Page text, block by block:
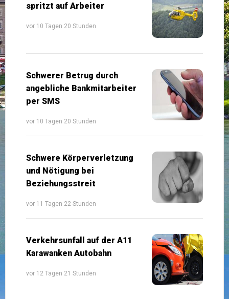
spritzt auf Arbeiter
vor 10 Tagen 20 Stunden
Schwerer Betrug durch
angebliche Bankmitarbeiter
per SMS
vor 10 Tagen 20 Stunden
Schwere Körperverletzung
und Nötigung bei
Beziehungsstreit
vor 11 Tagen 22 Stunden
Verkehrsunfall auf der A11
Karawanken Autobahn
vor 12 Tagen 21 Stunden